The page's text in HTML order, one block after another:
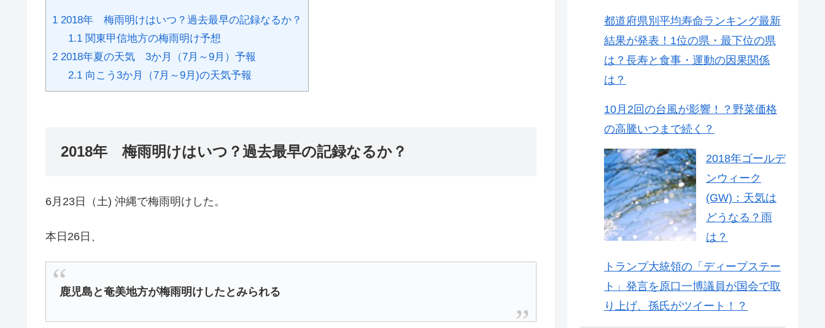
1 2018年 梅雨明けはいつ？過去最早の記録なるか？
1.1関東甲信地方の梅雨明け予想
2 2018年夏の天気 3か月（7月～9月）予報
2.1向こう3か月（7月～9月)の天気予報
2018年 梅雨明けはいつ？過去最早の記録なるか？
6月23日（土) 沖縄で梅雨明けした。
本日26日、
鹿児島と奄美地方が梅雨明けしたとみられる
都道府県別平均寿命ランキング最新
結果が発表！1位の県・最下位の県
は？長寿と食事・運動の因果関係
は？
10月2回の台風が影響！？野菜価格
の高騰いつまで続く？
2018年ゴールデ
ンウィーク
(GW)：天気は
どうなる？雨
は？
トランプ大統領の「ディープステー
ト」発言を原口一博議員が国会で取
り上げ、孫氏がツイート！？